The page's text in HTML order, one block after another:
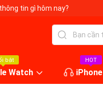
tin gì hôm nay?
bật
Watch
HOT
iPhone